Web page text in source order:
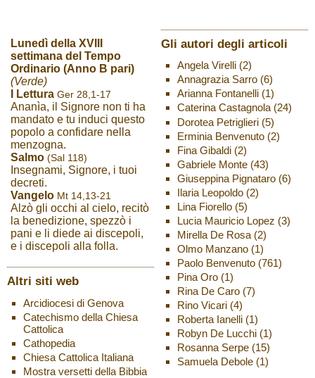
Lunedì della XVIII
settimana del Tempo
Ordinario (Anno B pari)
(Verde)
I Lettura Ger 28,1-17
Ananìa, il Signore non ti ha
mandato e tu induci questo
popolo a confidare nella
menzogna.
Salmo (Sal 118)
Insegnami, Signore, i tuoi
decreti.
Vangelo Mt 14,13-21
Alzò gli occhi al cielo, recitò
la benedizione, spezzò i
pani e li diede ai discepoli,
e i discepoli alla folla.
Altri siti web
Arcidiocesi di Genova
Catechismo della Chiesa
Cattolica
Cathopedia
Chiesa Cattolica Italiana
Mostra versetti della Bibbia
Gli autori degli articoli
Angela Virelli(2)
Annagrazia Sarro(6)
Arianna Fontanelli(1)
Caterina Castagnola(24)
Dorotea Petriglieri(5)
Erminia Benvenuto(2)
Fina Gibaldi(2)
Gabriele Monte(43)
Giuseppina Pignataro(6)
Ilaria Leopoldo(2)
Lina Fiorello(5)
Lucia Mauricio Lopez (3)
Mirella De Rosa(2)
Olmo Manzano(1)
Paolo Benvenuto(761)
Pina Oro(1)
Rina De Caro(7)
Rino Vicari(4)
Roberta Ianelli(1)
Robyn De Lucchi(1)
Rosanna Serpe(15)
Samuela Debole(1)